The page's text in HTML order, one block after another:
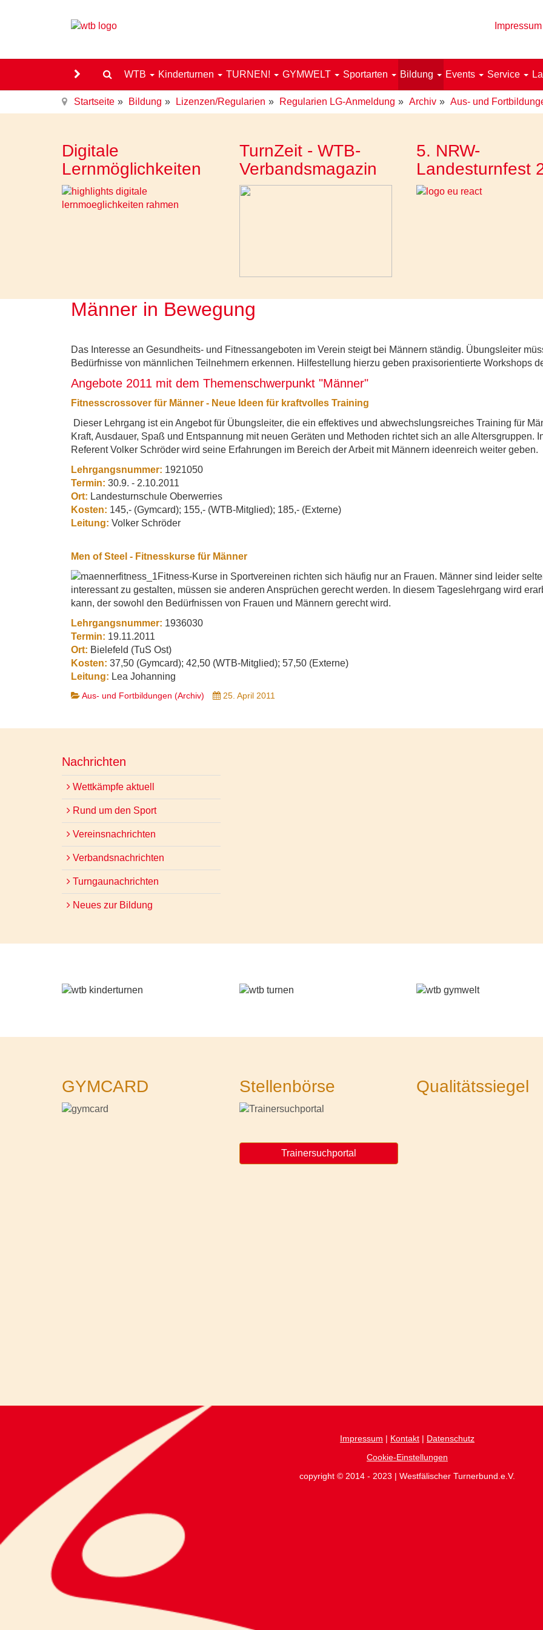
Impressum
WTB Kinderturnen TURNEN! GYMWELT Sportarten Bildung Events Service
Startseite Bildung Lizenzen/Regularien Regularien LG-Anmeldung Archiv Aus- und
Digitale
Lernmöglichkeiten
TurnZeit - WTB-
Verbandsmagazin
5. NRW-
Landesturnfest
Männer in Bewegung
Das Interesse an Gesundheits- und Fitnessangeboten im Verein steigt bei Männern ständig. Übungsleiter
Bedürfnisse von männlichen Teilnehmern erkennen. Hilfestellung hierzu geben praxisorientierte Workshops
Angebote 2011 mit dem Themenschwerpunkt "Männer"
Fitnesscrossover für Männer - Neue Ideen für kraftvolles Training
Dieser Lehrgang ist ein Angebot für Übungsleiter, die ein effektives und abwechslungsreiches Training für
Kraft, Ausdauer, Spaß und Entspannung mit neuen Geräten und Methoden richtet sich an alle Altersgruppen.
Referent Volker Schröder wird seine Erfahrungen im Bereich der Arbeit mit Männern ideenreich weiter geben.
Lehrgangsnummer: 1921050
Termin: 30.9. - 2.10.2011
Ort: Landesturnschule Oberwerries
Kosten: 145,- (Gymcard); 155,- (WTB-Mitglied); 185,- (Externe)
Leitung: Volker Schröder
Men of Steel - Fitnesskurse für Männer
Fitness-Kurse in Sportvereinen richten sich häufig nur an Frauen. Männer sind leider
interessant zu gestalten, müssen sie anderen Ansprüchen gerecht werden. In diesem Tageslehrgang wird
kann, der sowohl den Bedürfnissen von Frauen und Männern gerecht wird.
Lehrgangsnummer: 1936030
Termin: 19.11.2011
Ort: Bielefeld (TuS Ost)
Kosten: 37,50 (Gymcard); 42,50 (WTB-Mitglied); 57,50 (Externe)
Leitung: Lea Johanning
Aus- und Fortbildungen (Archiv) 25. April 2011
Nachrichten
Wettkämpfe aktuell
Rund um den Sport
Vereinsnachrichten
Verbandsnachrichten
Turngaunachrichten
Neues zur Bildung
GYMCARD Stellenbörse
Trainersuchportal
Qualitätssiegel
Impressum | Kontakt | Datenschutz
Cookie-Einstellungen
copyright © 2014 - 2023 | Westfälischer Turnerbund.e.V.